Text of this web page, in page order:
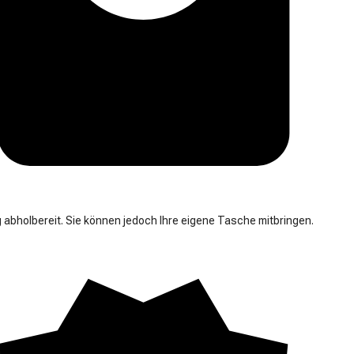
abholbereit. Sie können jedoch Ihre eigene Tasche mitbringen.